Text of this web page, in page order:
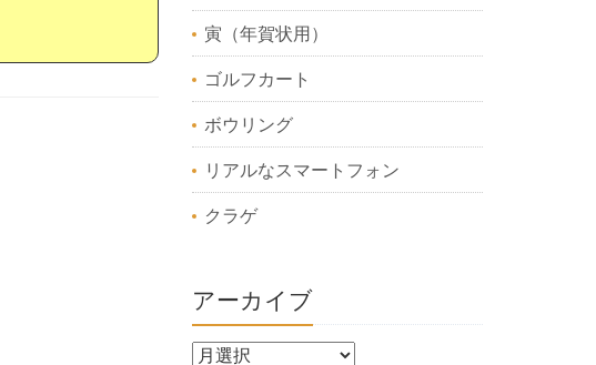
寅（年賀状用）
ゴルフカート
ボウリング
リアルなスマートフォン
クラゲ
アーカイブ